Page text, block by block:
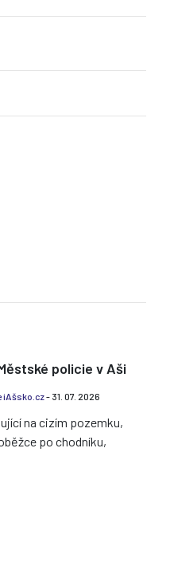
policie v Aši
iAšsko.cz- 31. 07. 2026
na cizím pozemku,
po chodníku,